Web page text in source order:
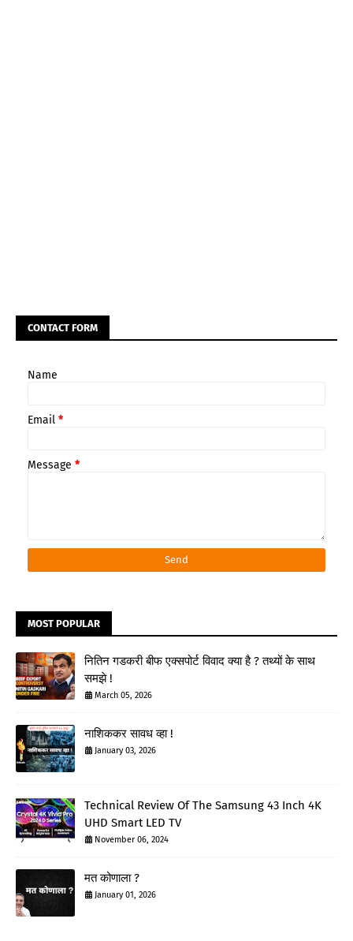
CONTACT FORM
Name
Email *
Message *
MOST POPULAR
नितिन गडकरी बीफ एक्सपोर्ट विवाद क्या है ? तथ्यों के साथ
समझे !
March 05, 2026
नाशिककर सावध व्हा !
January 03, 2026
Technical Review Of The Samsung 43 Inch 4K
UHD Smart LED TV
November 06, 2024
मत कोणाला ?
January 01, 2026